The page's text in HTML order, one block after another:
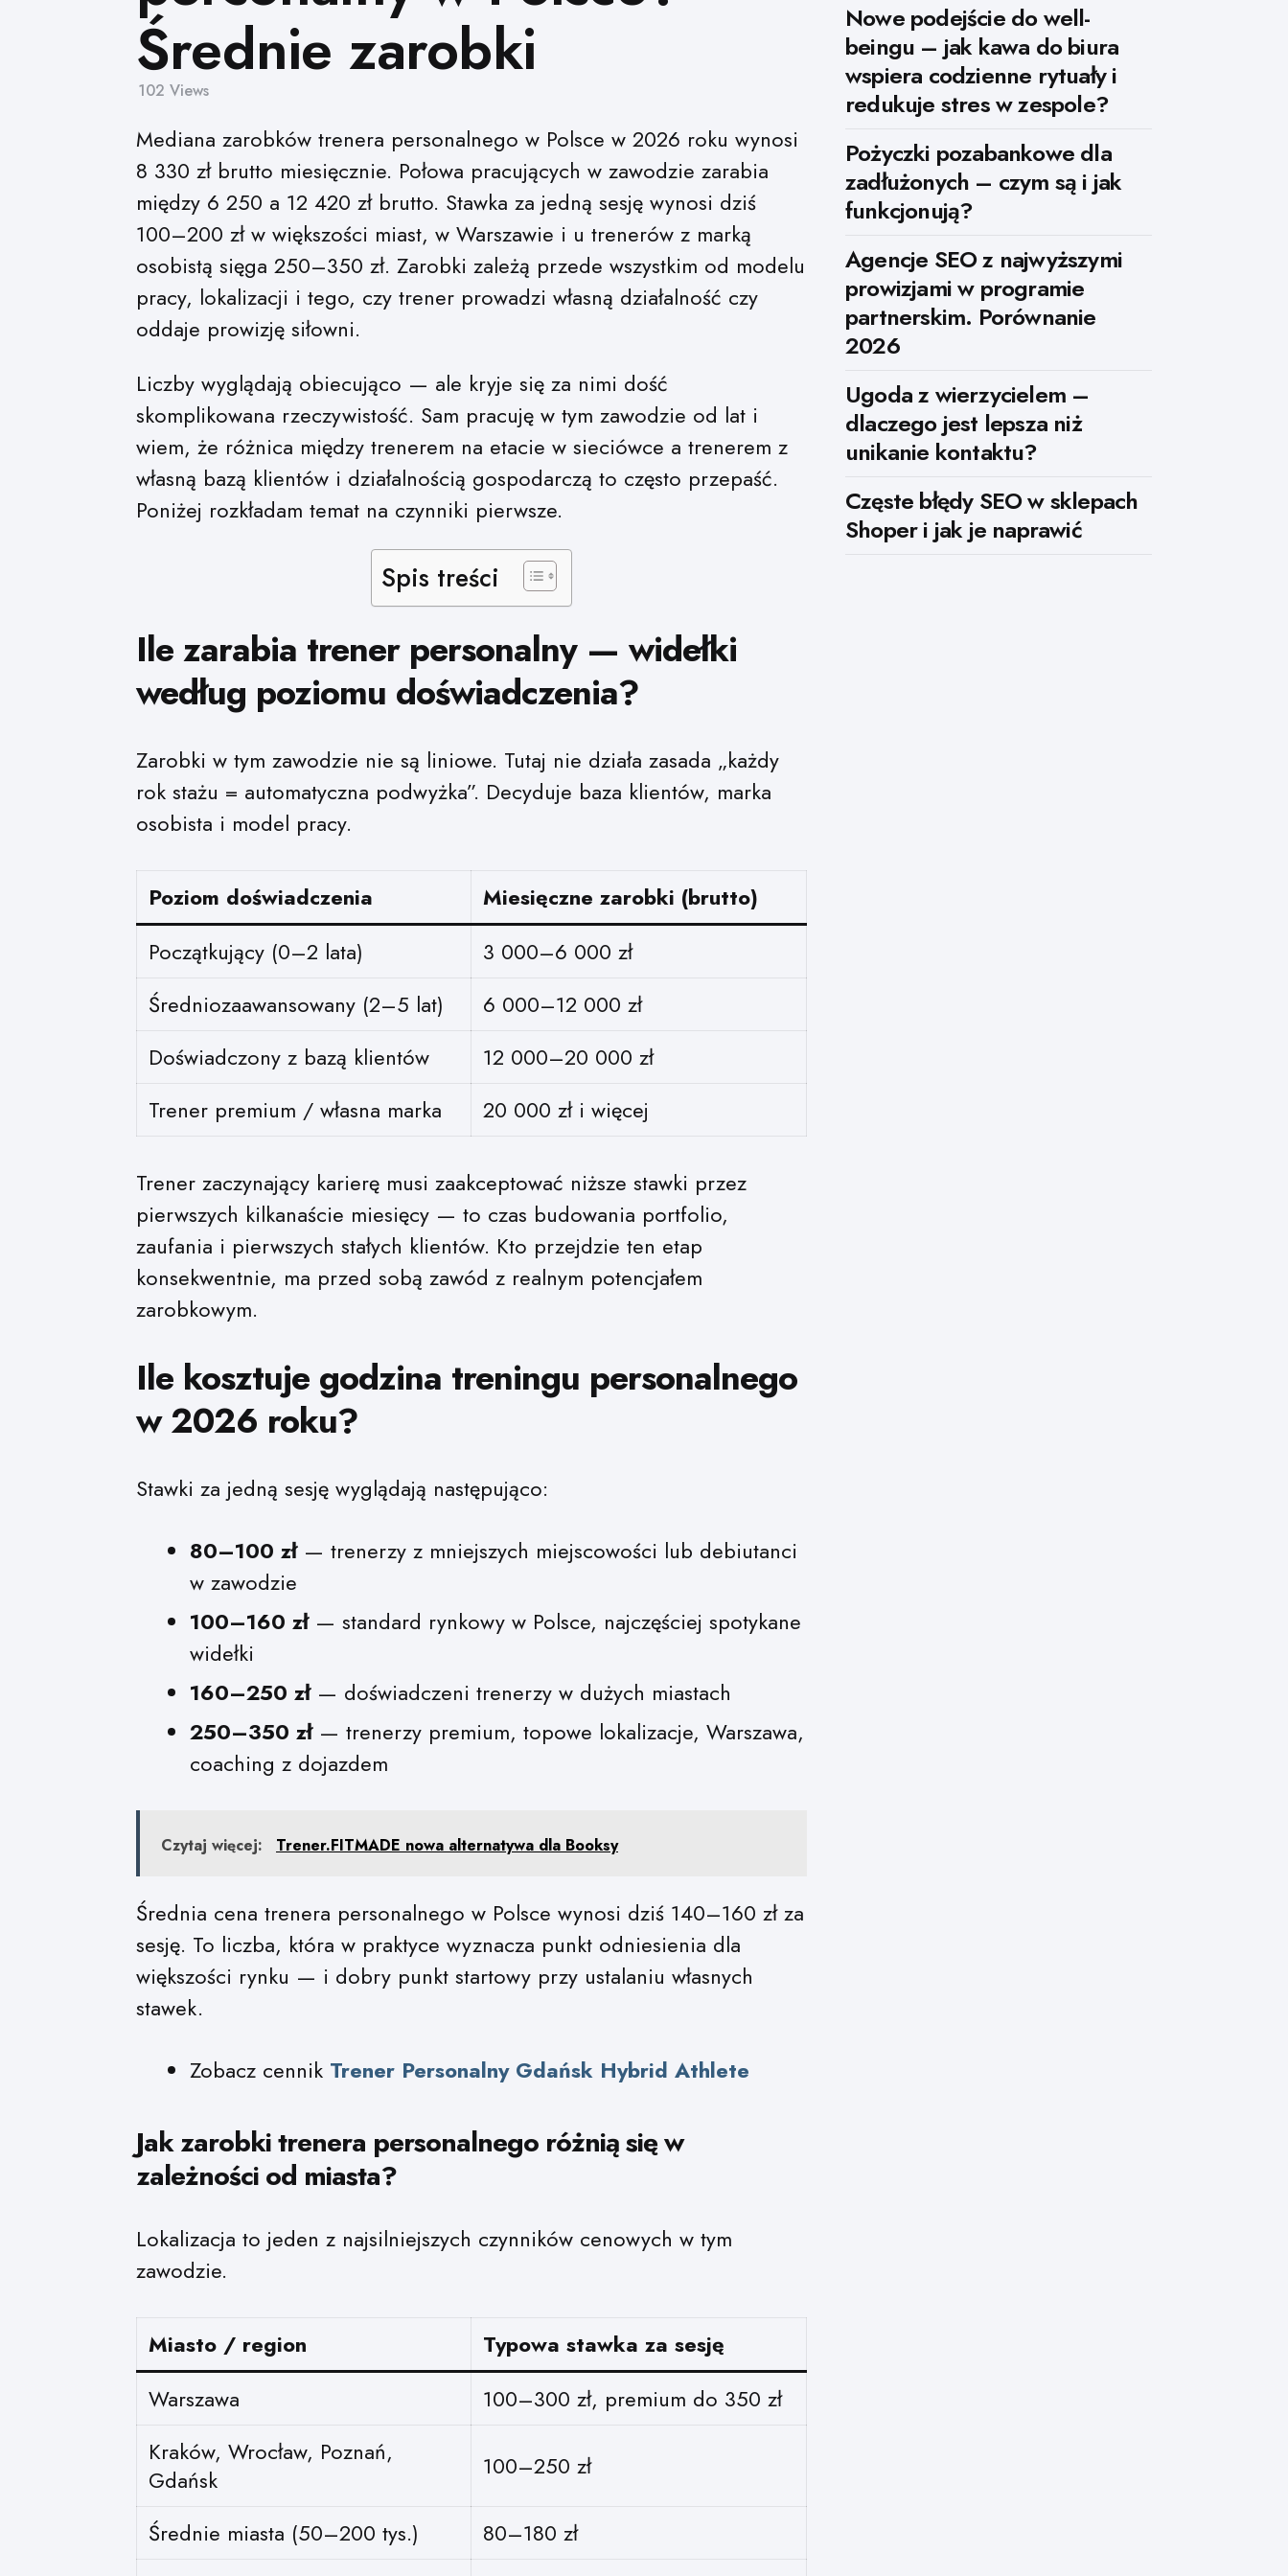
Średnie zarobki
102 Views
Mediana zarobków trenera personalnego w Polsce w 2026 roku wynosi
8 330 zł brutto miesięcznie. Połowa pracujących w zawodzie zarabia
między 6 250 a 12 420 zł brutto. Stawka za jedną sesję wynosi dziś
100–200 zł w większości miast, w Warszawie i u trenerów z marką
osobistą sięga 250–350 zł. Zarobki zależą przede wszystkim od modelu
pracy, lokalizacji i tego, czy trener prowadzi własną działalność czy
oddaje prowizję siłowni.
Liczby wyglądają obiecująco — ale kryje się za nimi dość
skomplikowana rzeczywistość. Sam pracuję w tym zawodzie od lat i
wiem, że różnica między trenerem na etacie w sieciówce a trenerem z
własną bazą klientów i działalnością gospodarczą to często przepaść.
Poniżej rozkładam temat na czynniki pierwsze.
Spis treści
Ile zarabia trener personalny — widełki
według poziomu doświadczenia?
Zarobki w tym zawodzie nie są liniowe. Tutaj nie działa zasada „każdy
rok stażu = automatyczna podwyżka”. Decyduje baza klientów, marka
osobista i model pracy.
Poziom doświadczenia
Miesięczne zarobki (brutto)
Początkujący (0–2 lata)
3 000–6 000 zł
Średniozaawansowany (2–5 lat)
6 000–12 000 zł
Doświadczony z bazą klientów
12 000–20 000 zł
Trener premium / własna marka
20 000 zł i więcej
Trener zaczynający karierę musi zaakceptować niższe stawki przez
pierwszych kilkanaście miesięcy — to czas budowania portfolio,
zaufania i pierwszych stałych klientów. Kto przejdzie ten etap
konsekwentnie, ma przed sobą zawód z realnym potencjałem
zarobkowym.
Ile kosztuje godzina treningu personalnego
w 2026 roku?
Stawki za jedną sesję wyglądają następująco:
80–100 zł— trenerzy z mniejszych miejscowości lub debiutanci
w zawodzie
100–160 zł— standard rynkowy w Polsce, najczęściej spotykane
widełki
160–250 zł— doświadczeni trenerzy w dużych miastach
250–350 zł— trenerzy premium, topowe lokalizacje, Warszawa,
coaching z dojazdem
Czytaj więcej: Trener.FITMADE nowa alternatywa dla Booksy
Średnia cena trenera personalnego w Polsce wynosi dziś 140–160 zł za
sesję. To liczba, która w praktyce wyznacza punkt odniesienia dla
większości rynku — i dobry punkt startowy przy ustalaniu własnych
stawek.
Zobacz cennik Trener Personalny Gdańsk Hybrid Athlete
Jak zarobki trenera personalnego różnią się w
zależności od miasta?
Lokalizacja to jeden z najsilniejszych czynników cenowych w tym
zawodzie.
Miasto / region
Typowa stawka za sesję
Warszawa
100–300 zł, premium do 350 zł
Kraków, Wrocław, Poznań,
Gdańsk
100–250 zł
Średnie miasta (50–200 tys.)
80–180 zł
Nowe podejście do well-
beingu – jak kawa do biura
wspiera codzienne rytuały i
redukuje stres w zespole?
Pożyczki pozabankowe dla
zadłużonych – czym są i jak
funkcjonują?
Agencje SEO z najwyższymi
prowizjami w programie
partnerskim. Porównanie
2026
Ugoda z wierzycielem –
dlaczego jest lepsza niż
unikanie kontaktu?
Częste błędy SEO w sklepach
Shoper i jak je naprawić